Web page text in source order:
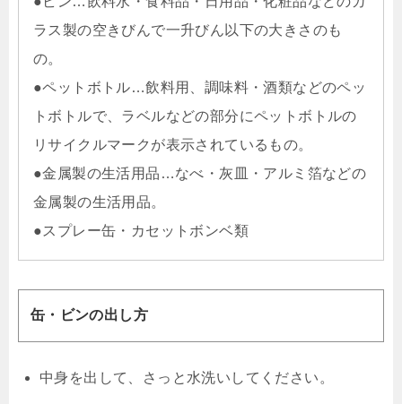
ラス製の空きびんで一升びん以下の大きさのも
の。
●ペットボトル…飲料用、調味料・酒類などのペッ
トボトルで、ラベルなどの部分にペットボトルの
リサイクルマークが表示されているもの。
●金属製の生活用品…なべ・灰皿・アルミ箔などの
金属製の生活用品。
●スプレー缶・カセットボンベ類
缶・ビンの出し方
中身を出して、さっと水洗いしてください。